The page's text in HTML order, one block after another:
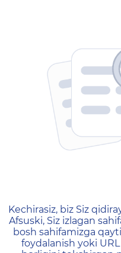
404 —
Kechirasiz, biz Siz
Afsuski, Siz izlagan
bosh sahifamizga
foydalanish yoki